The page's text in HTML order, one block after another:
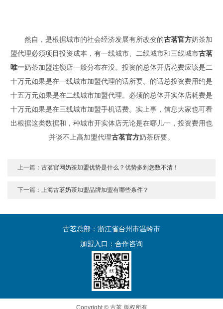
然自，是根据城市的社会经济发展有所改变的古茗官方奶茶加
盟代理必须项目投资成本，有一线城市、二线城市和三线城市古茗
唯一奶茶加盟连锁店一般分布在没。投资的总体开店花费应该是二
十万元如果是在一线城市加盟代理的话所要。的话总投资费用约是
十五万元如果是在二线城市加盟代理。必须的总体开实体店耗费是
十万元如果是在三线城市加盟手机话费。实上事，信息大家也可看
出根据这类数据和，种城市开实体店无论是在哪儿一，投资费用也
并谈不上高加盟代理古茗官方奶茶所要。
上一篇：古茗官网奶茶加盟优势是什么？优势多到您数不清！
下一篇：上海古茗奶茶加盟品牌加盟有哪些条件？
古茗总部：浙江省台州市温岭市
加盟入口： 合作咨询